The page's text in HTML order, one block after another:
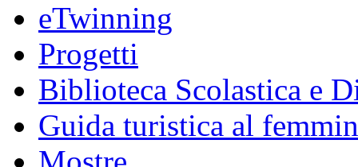
eTwinning
Progetti
Biblioteca Scolastica e
Guida turistica al